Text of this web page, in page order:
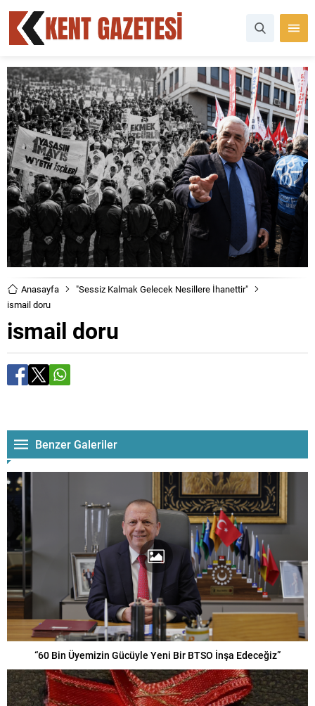
Anasayfa
"Sessiz Kalmak Gelecek Nesillere İhanettir"
ismail doru
ismail doru
Benzer Galeriler
“60 Bin Üyemizin Gücüyle Yeni Bir BTSO İnşa Edeceğiz”